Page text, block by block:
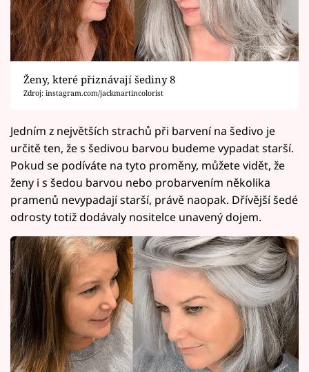
Ženy, které přiznávají šediny 8
Zdroj: instagram.com/jackmartincolorist
Jedním z největších strachů při barvení na šedivo je
určitě ten, že s šedivou barvou budeme vypadat starší.
Pokud se podíváte na tyto proměny, můžete vidět, že
ženy i s šedou barvou nebo probarvením několika
pramenů nevypadají starší, právě naopak. Dřívější šedé
odrosty totiž dodávaly nositelce unavený dojem.